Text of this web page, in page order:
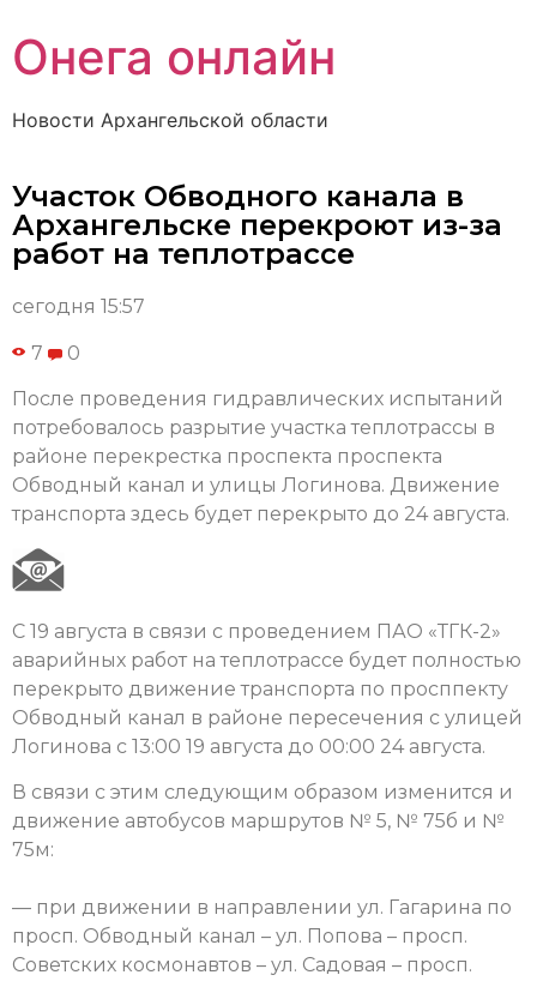
Онега онлайн
Новости Архангельской области
Участок Обводного канала в
Архангельске перекроют из-за
работ на теплотрассе
сегодня 15:57
7 0
После проведения гидравлических испытаний
потребовалось разрытие участка теплотрассы в
районе перекрестка проспекта проспекта
Обводный канал и улицы Логинова. Движение
транспорта здесь будет перекрыто до 24 августа.
С 19 августа в связи с проведением ПАО «ТГК-2»
аварийных работ на теплотрассе будет полностью
перекрыто движение транспорта по просппекту
Обводный канал в районе пересечения с улицей
Логинова с 13:00 19 августа до 00:00 24 августа.
В связи с этим следующим образом изменится и
движение автобусов маршрутов № 5, № 75б и №
75м:
— при движении в направлении ул. Гагарина по
просп. Обводный канал – ул. Попова – просп.
Советских космонавтов – ул. Садовая – просп.